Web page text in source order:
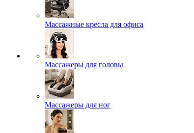
Массажные кресла для офиса
Массажеры для головы
Массажеры для ног